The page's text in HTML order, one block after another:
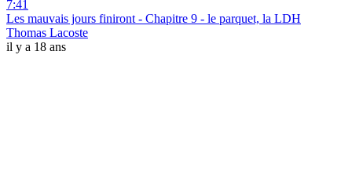
7:41
Les mauvais jours finiront - Chapitre 9 - le parquet, la LDH
Thomas Lacoste
il y a 18 ans